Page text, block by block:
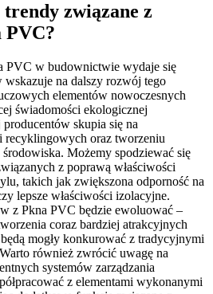
trendy związane z
PVC?
PVC w budownictwie wydaje się
wskazuje na dalszy rozwój tego
elementów nowoczesnych
świadomości ekologicznej
producentów skupia się na
oraz tworzeniu
Możemy spodziewać się
z poprawą właściwości
takich jak zwiększona odporność na
lepsze właściwości izolacyjne.
z Pkna PVC będzie ewoluować –
coraz bardziej atrakcyjnych
mogły konkurować z tradycyjnymi
również zwrócić uwagę na
systemów zarządzania
z elementami wykonanymi